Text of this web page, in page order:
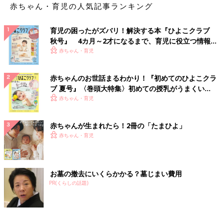
は少ないのでしょうか。
後藤 性的虐待は統計では1.1％ですが、これは警察や児童相談
所に通報された数字なので、私は氷山の一角にすぎないと見てい
ます。
実父から性的虐待をずっと受けていた女の子が、思春期になって
実母に相談したところ、母親が父親の味方になって「お前が悪
い！」と女の子を責めた事件もあります。母親からこのような対
訴えを聞いた場合は、ぜひ子どもの言うことを信じて、子どもの
側に立ってほしいと思います。
――虐待は実の親からのものが多いのでしょうか。
後藤 厚生労働省の令和３年の資料によると、令和元年度の主な
虐待者は実母47.7％、実父41.2％となっており、実の親からの虐
待が大半です。
赤ちゃん・育児の人気記事ランキング
育児の困ったがズバリ！解決する本『ひよこクラブ
秋号』 4カ月～2才になるまで、育児に役立つ情報が
いっぱい！
赤ちゃん・育児
赤ちゃんのお世話まるわかり！『初めてのひよこクラ
ブ 夏号』〈巻頭大特集〉初めての授乳がうまくい
く！ おっぱい・ミルクの基本と夏のトラブル 解決テ
赤ちゃん・育児
赤ちゃんが生まれたら！2冊の「たまひよ」
赤ちゃん・育児
お墓の撤去にいくらかかる？墓じまい費用
PR(くらしの話題)